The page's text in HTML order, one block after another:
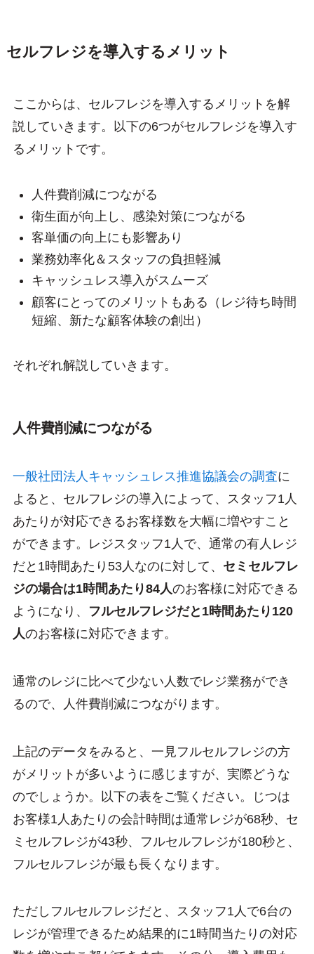
セルフレジを導入するメリット
ここからは、セルフレジを導入するメリットを解
説していきます。以下の6つがセルフレジを導入す
るメリットです。
人件費削減につながる
衛生面が向上し、感染対策につながる
客単価の向上にも影響あり
業務効率化＆スタッフの負担軽減
キャッシュレス導入がスムーズ
顧客にとってのメリットもある（レジ待ち時間
短縮、新たな顧客体験の創出）
それぞれ解説していきます。
人件費削減につながる
一般社団法人キャッシュレス推進協議会の調査に
よると、セルフレジの導入によって、スタッフ1人
あたりが対応できるお客様数を大幅に増やすこと
ができます。レジスタッフ1人で、通常の有人レジ
だと1時間あたり53人なのに対して、 セミセルフレ
ジの場合は1時間あたり84人のお客様に対応できる
ようになり、
フルセルフレジだと1時間あたり120
人のお客様に対応できます。
通常のレジに比べて少ない人数でレジ業務ができ
るので、人件費削減につながります。
上記のデータをみると、一見フルセルフレジの方
がメリットが多いように感じますが、実際どうな
のでしょうか。以下の表をご覧ください。じつは
お客様1人あたりの会計時間は通常レジが68秒、セ
ミセルフレジが43秒、フルセルフレジが180秒と、
フルセルフレジが最も長くなります。
ただしフルセルフレジだと、スタッフ1人で6台の
レジが管理できるため結果的に1時間当たりの対応